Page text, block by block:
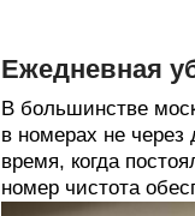
Ежедневная
В большинстве
в номерах не через
время, когда
номер чистота